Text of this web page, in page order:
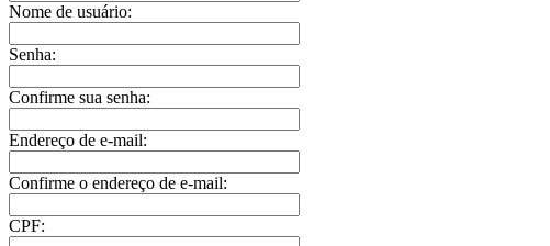
Nome de usuário:
Senha:
Confirme sua senha:
Endereço de e-mail:
Confirme o endereço de e-mail:
CPF: